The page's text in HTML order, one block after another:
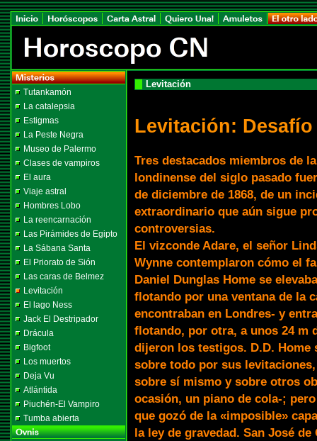
Tutankamón
La catalepsia
Estigmas
La Peste Negra
Museo de Palermo
Clases de vampiros
El aura
Viaje astral
Hombres Lobo
La reencarnación
Las Pirámides de Egipto
La Sábana Santa
El Priorato de Sión
Las caras de Belmez
Levitación
El lago Ness
Jack El Destripador
Drácula
Bigfoot
Los muertos
Deja Vu
Atlántida
Piuchén-El Vampiro
Tumba abierta
Levitación
Levitación: Desafío
Tres destacados miembros de
londinense del siglo pasado
de diciembre de 1868, de un
extraordinario que aún sigue
controversias.
El vizconde Adare, el señor
Wynne contemplaron cómo el
Daniel Dunglas Home se
flotando por una ventana de la
encontraban en Londres- y
flotando, por otra, a unos 24 m
dijeron los testigos. D.D. Home
sobre todo por sus
sobre sí mismo y sobre otros
ocasión, un piano de cola-;
que gozó de la «imposible»
la ley de gravedad. San José de